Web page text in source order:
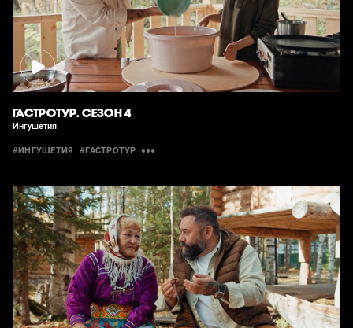
ГАСТРОТУР. СЕЗОН 4
Ингушетия
#ИНГУШЕТИЯ #ГАСТРОТУР